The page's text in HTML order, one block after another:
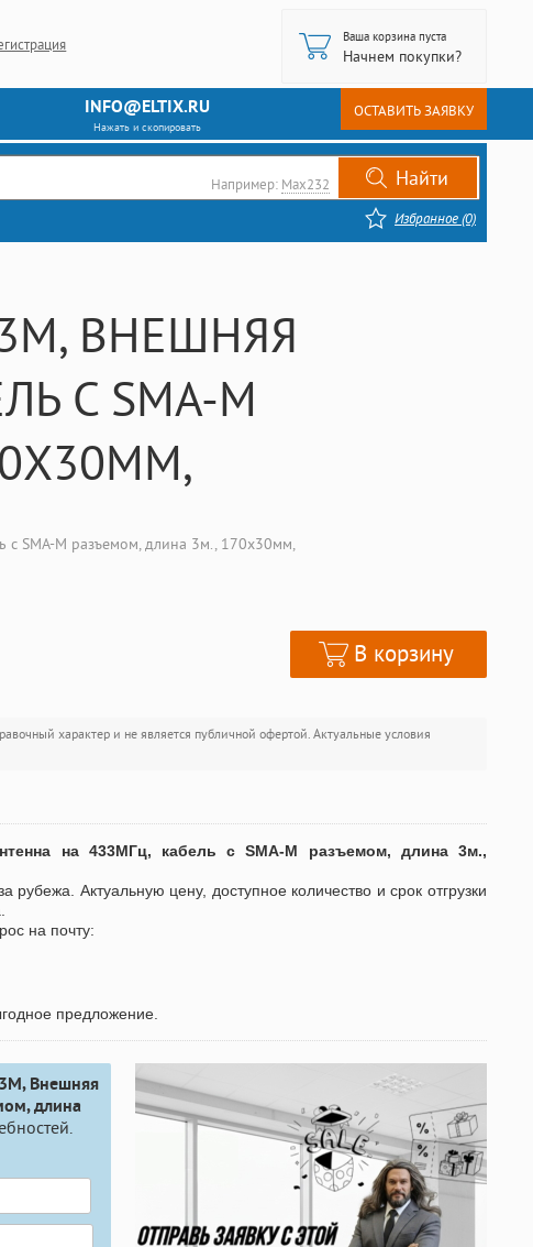
Ваша корзина пуста
Начнем покупки?
INFO@ELTIX.RU
Нажать и скопировать
ОСТАВИТЬ ЗАЯВКУ
Например: Max232
Избранное (0)
3M, ВНЕШНЯЯ
С SMA-M
с SMA-M разъемом, длина 3м., 170х30мм,
В корзину
характер и не является публичной офертой. Актуальные условия
на 433МГц, кабель с SMA-M разъемом, длина 3м.,
рубежа. Актуальную цену, доступное количество и срок отгрузки
на почту:
предложение.
Внешняя
длина